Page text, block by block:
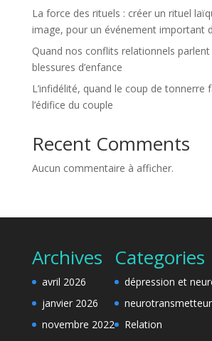
La force des rituels : créer un rituel
image, pour un événement important
Quand nos conflits relationnels
blessures d’enfance
L’infidélité, quand le coup de tonnerre
l’édifice du couple
Recent Comments
Aucun commentaire à afficher.
Archives
avril 2026
janvier 2026
novembre 2022
Categories
dépression et
Relation